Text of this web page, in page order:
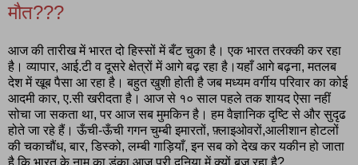
मौत???
आज की तारीख में भारत दो हिस्सों में बँट चुका है। एक भारत तरक्की कर रहा
है। व्यापार, आई.टी व दूसरे क्षेत्रों में आगे बढ़ रहा है।यहाँ आगे बढ़ना, मतलब
देश में खूब पैसा आ रहा है। बहुत खुशी होती है जब मध्यम वर्गीय परिवार का कोई
आदमी कार, ए.सी खरीदता है। आज से १० साल पहले तक शायद ऐसा नहीं
सोचा जा सकता था, पर आज सब मुमकिन है। हम वैज्ञानिक दृष्टि से और सुदृढ
होते जा रहे हैं। ऊँची-ऊँची गगन चुम्बी इमारतों, फ़्लाइओवरों,आलीशान होटलों
की चकाचौंध, बार, डिस्को, लम्बी गाड़ियाँ, इन सब को देख कर यकीन हो जाता
है कि भारत के नाम का डंका आज पूरी दुनिया में क्यों बज रहा है?